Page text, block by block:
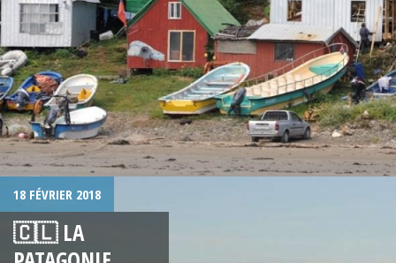
18 FÉVRIER 2018
🇨🇱 LA